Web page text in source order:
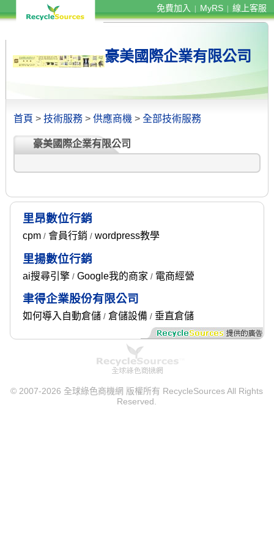
免費加入 MyRS 線上客服
豪美國際企業有限公司
首頁 > 技術服務> 供應商機 > 全部技術服務
豪美國際企業有限公司
里昂數位行銷
cpm/ 會員行銷 / wordpress教學
里揚數位行銷
ai搜尋引擎/ Google我的商家 / 電商經營
聿得企業股份有限公司
如何導入自動倉儲/ 倉儲設備/ 垂直倉儲
© 2007-2026 全球綠色商機網 版權所有 RecycleSources All Rights
Reserved.